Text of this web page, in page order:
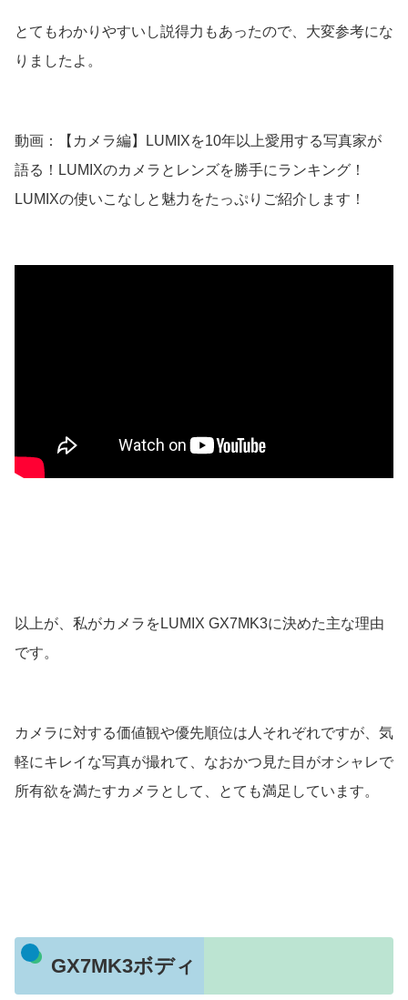
とてもわかりやすいし説得力もあったので、大変参考にな
りましたよ。
動画：【カメラ編】LUMIXを10年以上愛用する写真家が
語る！LUMIXのカメラとレンズを勝手にランキング！
LUMIXの使いこなしと魅力をたっぷりご紹介します！
以上が、私がカメラをLUMIX GX7MK3に決めた主な理由
です。
カメラに対する価値観や優先順位は人それぞれですが、気
軽にキレイな写真が撮れて、なおかつ見た目がオシャレで
所有欲を満たすカメラとして、とても満足しています。
GX7MK3ボディ